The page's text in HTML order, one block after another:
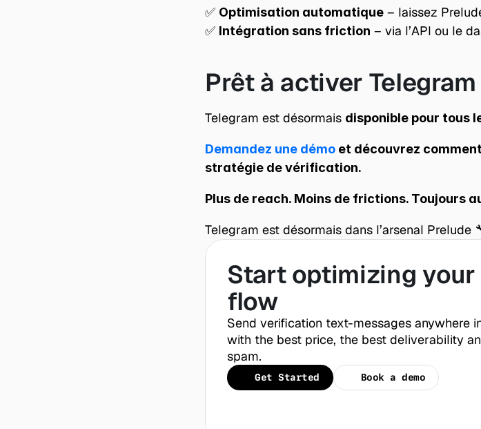
✅ Optimisation automatique – laissez
✅ Intégration sans friction – via l’API ou le
Prêt à activer Telegram
Telegram est désormais disponible pour tous
Demandez une démo et découvrez
stratégie de vérification.
Plus de reach. Moins de frictions. Toujours
Telegram est désormais dans l’arsenal Prelude
Start optimizing your
flow
Send verification text-messages anywhere
with the best price, the best deliverability
spam.
Get Started Book a demo